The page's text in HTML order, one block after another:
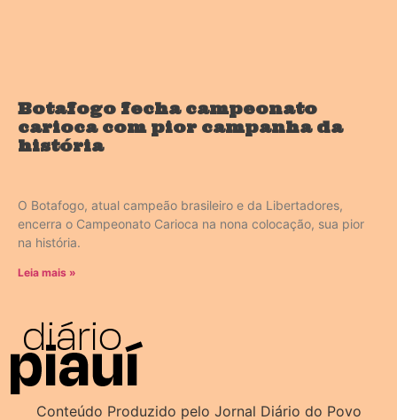
Botafogo fecha campeonato
carioca com pior campanha da
história
O Botafogo, atual campeão brasileiro e da Libertadores,
encerra o Campeonato Carioca na nona colocação, sua pior
na história.
Leia mais »
Conteúdo Produzido pelo Jornal Diário do Povo